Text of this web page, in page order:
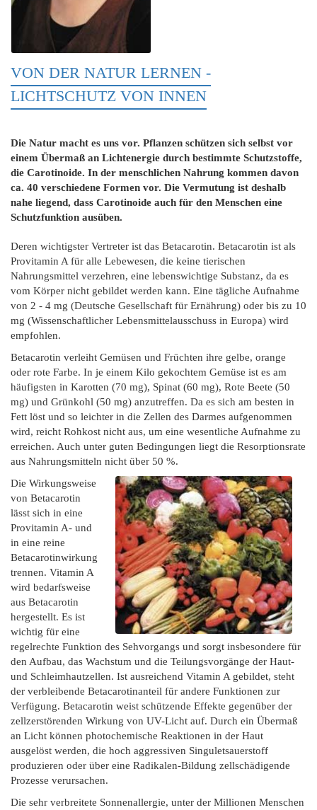
VON DER NATUR LERNEN -
LICHTSCHUTZ VON INNEN
Die Natur macht es uns vor. Pflanzen schützen sich selbst vor
einem Übermaß an Lichtenergie durch bestimmte Schutzstoffe,
die Carotinoide. In der menschlichen Nahrung kommen davon
ca. 40 verschiedene Formen vor. Die Vermutung ist deshalb
nahe liegend, dass Carotinoide auch für den Menschen eine
Schutzfunktion ausüben.
Deren wichtigster Vertreter ist das Betacarotin. Betacarotin ist als
Provitamin A für alle Lebewesen, die keine tierischen
Nahrungsmittel verzehren, eine lebenswichtige Substanz, da es
vom Körper nicht gebildet werden kann. Eine tägliche Aufnahme
von 2 - 4 mg (Deutsche Gesellschaft für Ernährung) oder bis zu 10
mg (Wissenschaftlicher Lebensmittelausschuss in Europa) wird
empfohlen.
Betacarotin verleiht Gemüsen und Früchten ihre gelbe, orange
oder rote Farbe. In je einem Kilo gekochtem Gemüse ist es am
häufigsten in Karotten (70 mg), Spinat (60 mg), Rote Beete (50
mg) und Grünkohl (50 mg) anzutreffen. Da es sich am besten in
Fett löst und so leichter in die Zellen des Darmes aufgenommen
wird, reicht Rohkost nicht aus, um eine wesentliche Aufnahme zu
erreichen. Auch unter guten Bedingungen liegt die Resorptionsrate
aus Nahrungsmitteln nicht über 50 %.
Die Wirkungsweise
von Betacarotin
lässt sich in eine
Provitamin A- und
in eine reine
Betacarotinwirkung
trennen. Vitamin A
wird bedarfsweise
aus Betacarotin
hergestellt. Es ist
wichtig für eine
regelrechte Funktion des Sehvorgangs und sorgt insbesondere für
den Aufbau, das Wachstum und die Teilungsvorgänge der Haut-
und Schleimhautzellen. Ist ausreichend Vitamin A gebildet, steht
der verbleibende Betacarotinanteil für andere Funktionen zur
Verfügung. Betacarotin weist schützende Effekte gegenüber der
zellzerstörenden Wirkung von UV-Licht auf. Durch ein Übermaß
an Licht können photochemische Reaktionen in der Haut
ausgelöst werden, die hoch aggressiven Singuletsauerstoff
produzieren oder über eine Radikalen-Bildung zellschädigende
Prozesse verursachen.
Die sehr verbreitete Sonnenallergie, unter der Millionen Menschen